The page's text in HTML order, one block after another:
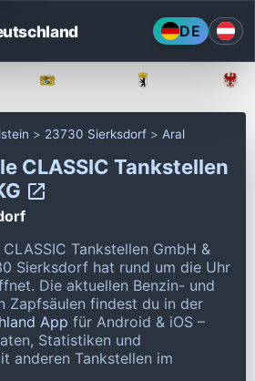
DE
23730 Sierksdorf Aral
CLASSIC Tankstellen
Tankstellen GmbH &
Sierksdorf hat rund um die Uhr
Die aktuellen Benzin- und
Zapfsäulen findest du in der
App für Android & iOS –
Statistiken und
anderen Tankstellen im